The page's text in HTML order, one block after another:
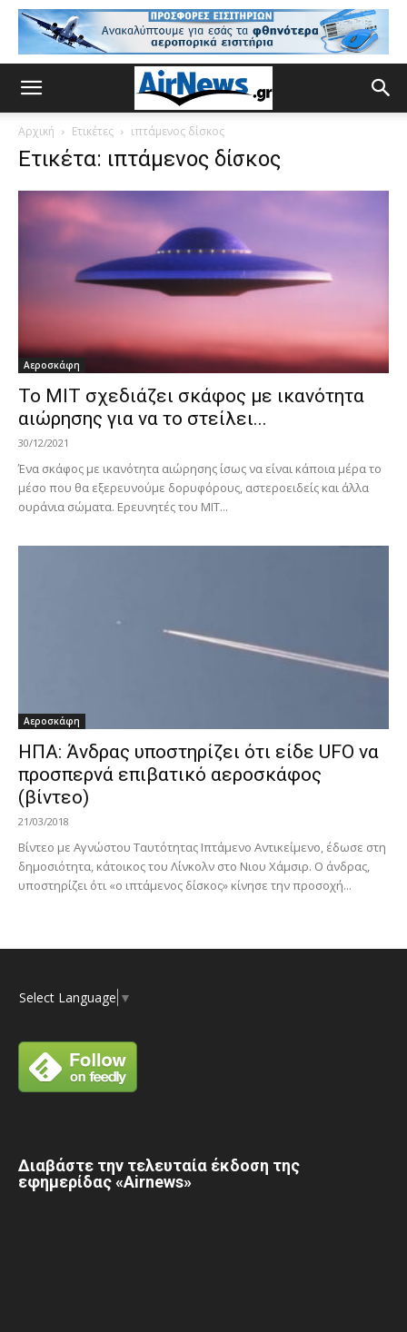
Αρχική Ετικέτες ιπτάμενος δίσκος
Ετικέτα: ιπτάμενος δίσκος
Αεροσκάφη
Το ΜΙΤ σχεδιάζει σκάφος με ικανότητα
αιώρησης για να το στείλει...
30/12/2021
Ένα σκάφος με ικανότητα αιώρησης ίσως να είναι κάποια μέρα το
μέσο που θα εξερευνούμε δορυφόρους, αστεροειδείς και άλλα
ουράνια σώματα. Ερευνητές του ΜΙΤ...
Αεροσκάφη
ΗΠΑ: Άνδρας υποστηρίζει ότι είδε UFO να
προσπερνά επιβατικό αεροσκάφος
(βίντεο)
21/03/2018
Bίντεο με Αγνώστου Ταυτότητας Ιπτάμενο Αντικείμενο, έδωσε στη
δημοσιότητα, κάτοικος του Λίνκολν στο Νιου Χάμσιρ. Ο άνδρας,
υποστηρίζει ότι «ο ιπτάμενος δίσκος» κίνησε την προσοχή...
Select Language ▼
Διαβάστε την τελευταία έκδοση της
εφημερίδας «Airnews»